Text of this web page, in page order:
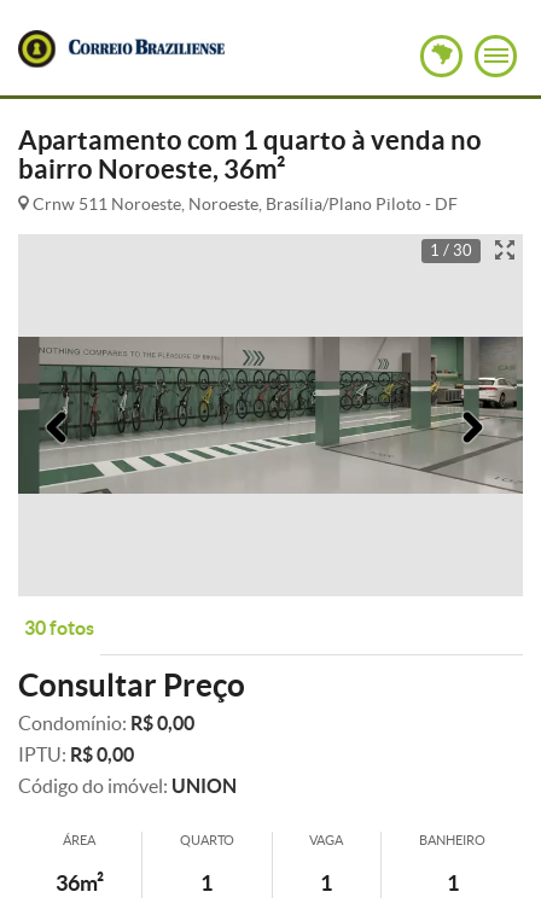
Apartamento com 1 quarto à venda no
bairro Noroeste, 36m²
Crnw 511 Noroeste, Noroeste, Brasília/Plano Piloto - DF
1 / 30
Anterior
30 fotos
Consultar Preço
Condomínio: R$ 0,00
IPTU: R$ 0,00
Código do imóvel: UNION
ÁREA
36m²
QUARTO
1
VAGA
1
BANHEIRO
1